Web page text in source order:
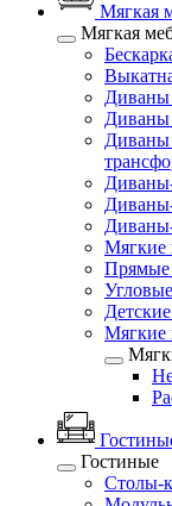
Мягкая
Мягкая
Диваны
Диваны
Диваны
Мягкие
Мягкие
Гостиные
Столы-